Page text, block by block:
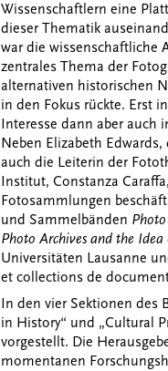
Wissenschaftlern eine
dieser Thematik
war die wissenschaftliche
zentrales Thema der
alternativen historischen
in den Fokus rückte. Erst
Interesse dann aber
Neben Elizabeth
auch die Leiterin der
Institut, Constanza
Fotosammlungen
und Sammelbänden
Photo Archives and the
Universitäten Lausanne
et collections de
In den vier Sektionen des
in History“ und „Cultural
vorgestellt. Die
momentanen